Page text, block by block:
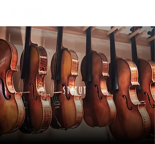
STATUT